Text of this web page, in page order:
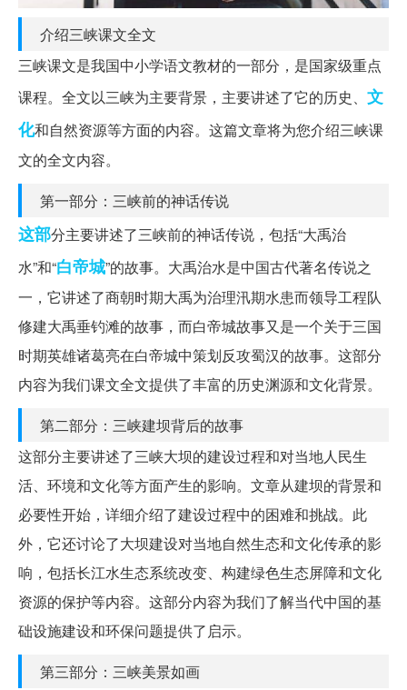
介绍三峡课文全文
三峡课文是我国中小学语文教材的一部分，是国家级重点
课程。全文以三峡为主要背景，主要讲述了它的历史、 文
化和自然资源等方面的内容。这篇文章将为您介绍三峡课
文的全文内容。
第一部分：三峡前的神话传说
这部分主要讲述了三峡前的神话传说，包括“大禹治
水”和“白帝城”的故事。大禹治水是中国古代著名传说之
一，它讲述了商朝时期大禹为治理汛期水患而领导工程队
修建大禹垂钓滩的故事，而白帝城故事又是一个关于三国
时期英雄诸葛亮在白帝城中策划反攻蜀汉的故事。这部分
内容为我们课文全文提供了丰富的历史渊源和文化背景。
第二部分：三峡建坝背后的故事
这部分主要讲述了三峡大坝的建设过程和对当地人民生
活、环境和文化等方面产生的影响。文章从建坝的背景和
必要性开始，详细介绍了建设过程中的困难和挑战。此
外，它还讨论了大坝建设对当地自然生态和文化传承的影
响，包括长江水生态系统改变、构建绿色生态屏障和文化
资源的保护等内容。这部分内容为我们了解当代中国的基
础设施建设和环保问题提供了启示。
第三部分：三峡美景如画